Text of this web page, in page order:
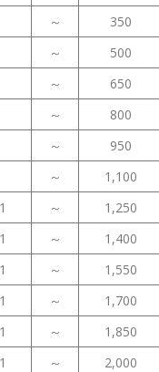
～ 350
～ 500
～ 650
～ 800
～ 950
～ 1,100
～ 1,250
～ 1,400
～ 1,550
～ 1,700
～ 1,850
～ 2,000